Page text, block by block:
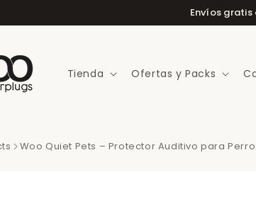
Envíos gratis
Tienda Ofertas y Packs
Woo Quiet Pets – Protector Auditivo para